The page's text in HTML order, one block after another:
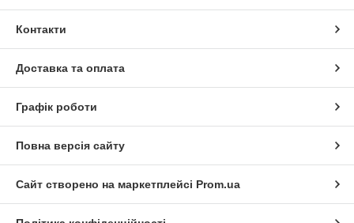
Контакти
Доставка та оплата
Графік роботи
Повна версія сайту
Сайт створено на маркетплейсі Prom.ua